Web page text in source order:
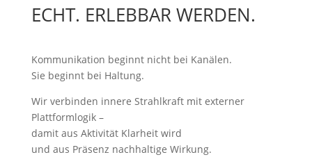
ECHT. ERLEBBAR WERDEN.
Kommunikation beginnt nicht bei Kanälen.
Sie beginnt bei Haltung.
Wir verbinden innere Strahlkraft mit externer
Plattformlogik –
damit aus Aktivität Klarheit wird
und aus Präsenz nachhaltige Wirkung.